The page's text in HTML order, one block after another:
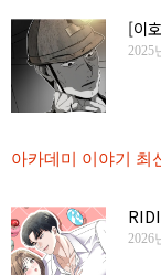
[이
2025
아카데미 이야기 최
2026